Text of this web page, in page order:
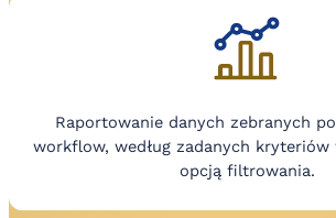
Raportowanie danych zebranych
workflow, według zadanych kryteriów
opcją filtrowania.